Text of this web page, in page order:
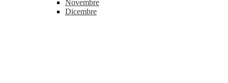
Novembre
Dicembre